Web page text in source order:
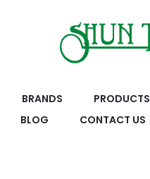
BRANDS PRODUCTS
BLOG
CONTACT US